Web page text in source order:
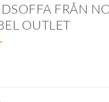
FRÅN
OUTLET
D
u